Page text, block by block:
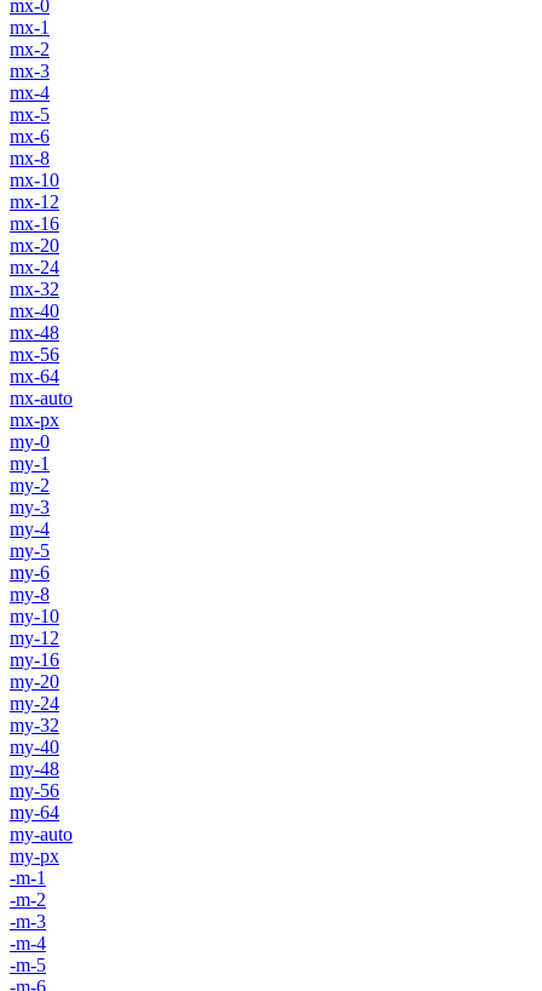
mx-0
mx-1
mx-2
mx-3
mx-4
mx-5
mx-6
mx-8
mx-10
mx-12
mx-16
mx-20
mx-24
mx-32
mx-40
mx-48
mx-56
mx-64
mx-auto
mx-px
my-0
my-1
my-2
my-3
my-4
my-5
my-6
my-8
my-10
my-12
my-16
my-20
my-24
my-32
my-40
my-48
my-56
my-64
my-auto
my-px
-m-1
-m-2
-m-3
-m-4
-m-5
-m-6